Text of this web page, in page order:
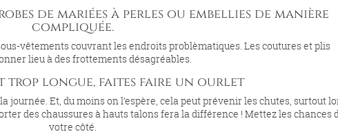
de mariées à perles ou embellies de manière
compliquée.
vêtements couvrant les endroits problèmatiques. Les coutures et plis
lieu à des frottements désagréables.
trop longue, faites faire un ourlet
journée. Et, du moins on l’espère, cela peut prévenir les chutes, surtout
des chaussures à hauts talons fera la différence ! Mettez les chances
votre côté.